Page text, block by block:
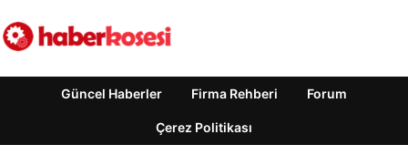
Güncel Haberler Firma Rehberi Forum
Çerez Politikası